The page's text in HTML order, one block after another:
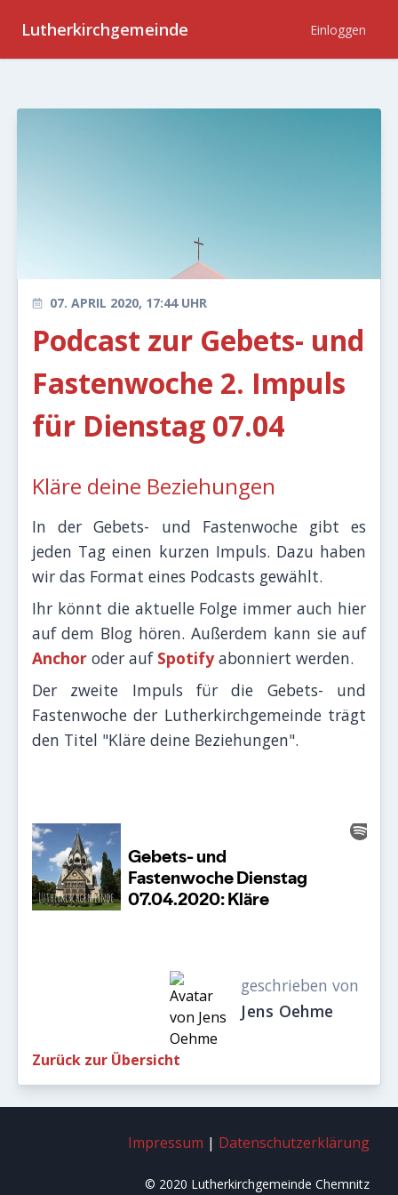
Lutherkirchgemeinde Einloggen
07. APRIL 2020, 17:44 UHR
Podcast zur Gebets- und
Fastenwoche 2. Impuls
für Dienstag 07.04
Kläre deine Beziehungen
In der Gebets- und Fastenwoche gibt es
jeden Tag einen kurzen Impuls. Dazu haben
wir das Format eines Podcasts gewählt.
Ihr könnt die aktuelle Folge immer auch hier
auf dem Blog hören. Außerdem kann sie auf
Anchoroder auf Spotifyabonniert werden.
Der zweite Impuls für die Gebets- und
Fastenwoche der Lutherkirchgemeinde trägt
den Titel "Kläre deine Beziehungen".
geschrieben von
Jens Oehme
Zurück zur Übersicht
Impressum | Datenschutzerklärung
© 2020 Lutherkirchgemeinde Chemnitz